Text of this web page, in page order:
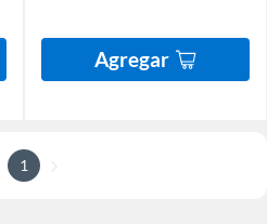
Agregar
1